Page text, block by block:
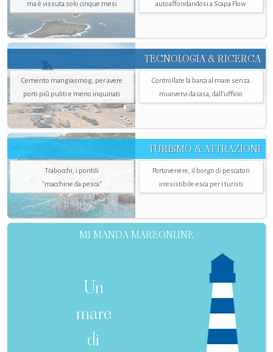
ma è vissuta solo cinque mesi
autoaffondandosi a Scapa Flow
TECNOLOGIA & RICERCA
Cemento mangiasmog, per avere
porti più puliti e meno inquinati
Controllate la barca al mare senza
muovervi da casa, dall’ufficio
TURISMO & ATTRAZIONI
Trabocchi, i pontili
"macchine da pesca"
Portovenere, il borgo di pescatori
irresistibile esca per i turisti
MI MANDA MAREONLINE
Un
mare
di